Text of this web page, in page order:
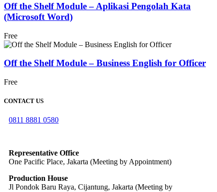
Off the Shelf Module – Aplikasi Pengolah Kata
(Microsoft Word)
Free
Off the Shelf Module – Business English for Officer
Free
CONTACT US
0811 8881 0580
Representative Office
One Pacific Place, Jakarta (Meeting by Appointment)
Production House
Jl Pondok Baru Raya, Cijantung, Jakarta (Meeting by